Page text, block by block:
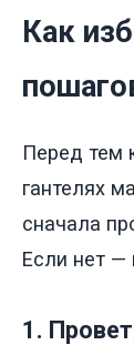
Как
Перед тем
гантелях
сначала
Если нет —
1.